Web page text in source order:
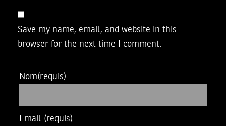
Save my name, email, and website in this
browser for the next time I comment.
Nom(requis)
Email (requis)